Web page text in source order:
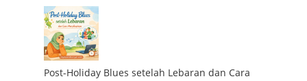
Post-Holiday Blues setelah Lebaran dan Cara